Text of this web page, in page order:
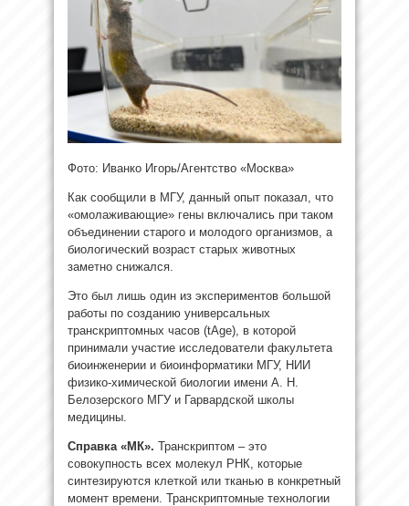
Фото: Иванко Игорь/Агентство «Москва»
Как сообщили в МГУ, данный опыт показал, что
«омолаживающие» гены включались при таком
объединении старого и молодого организмов, а
биологический возраст старых животных
заметно снижался.
Это был лишь один из экспериментов большой
работы по созданию универсальных
транскриптомных часов (tAge), в которой
принимали участие исследователи факультета
биоинженерии и биоинформатики МГУ, НИИ
физико-химической биологии имени А. Н.
Белозерского МГУ и Гарвардской школы
медицины.
Справка «МК». Транскриптом – это
совокупность всех молекул РНК, которые
синтезируются клеткой или тканью в конкретный
момент времени. Транскриптомные технологии